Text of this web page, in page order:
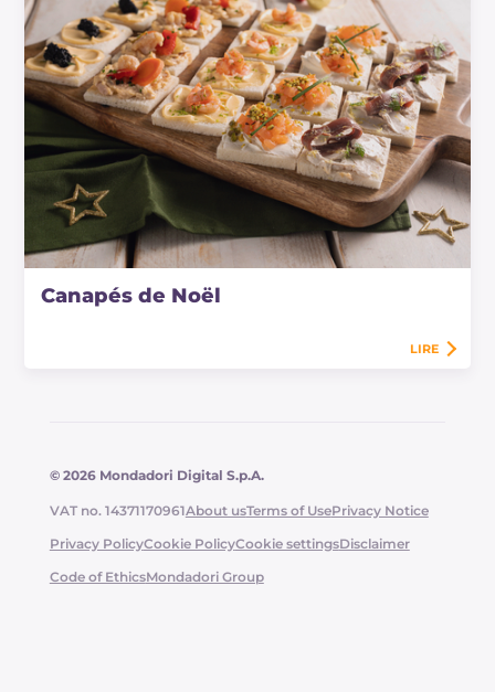
Canapés de Noël
LIRE
© 2026 Mondadori Digital S.p.A.
VAT no. 14371170961About usTerms of UsePrivacy Notice
Privacy PolicyCookie PolicyCookie settingsDisclaimer
Code of EthicsMondadori Group